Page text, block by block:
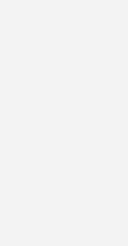
de técnicas de
mamografia
Verhoeven, Radiologista
EAN: 978-90-821079-1-3